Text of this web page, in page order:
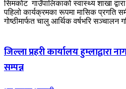
सिमकोट गाउँपालिकाको स्वास्थ्य शाखा
पहिलो कार्यक्रमका रूपमा मासिक प्रगति
गोष्ठीमार्फत चालु आर्थिक वर्षभरि सञ्चालन
जिल्ला प्रहरी कार्यालय हुम्लाद्वारा
सम्पन्न